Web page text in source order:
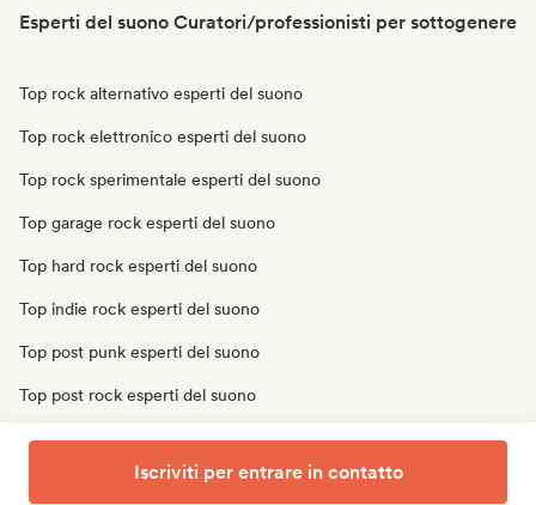
Esperti del suono Curatori/professionisti per sottogenere
Top rock alternativo esperti del suono
Top rock elettronico esperti del suono
Top rock sperimentale esperti del suono
Top garage rock esperti del suono
Top hard rock esperti del suono
Top indie rock esperti del suono
Top post punk esperti del suono
Top post rock esperti del suono
Top rock progressivo esperti del suono
Top punk rock esperti del suono
Iscriviti per entrare in contatto